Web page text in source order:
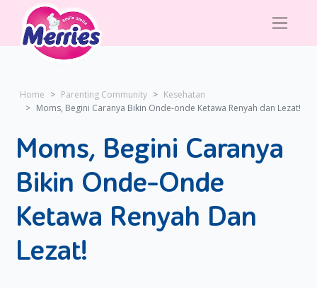
Home Parenting Community
Kesehatan
Moms, Begini Caranya Bikin Onde-onde Ketawa Renyah dan Lezat!
Moms, Begini Caranya
Bikin Onde-Onde
Ketawa Renyah Dan
Lezat!